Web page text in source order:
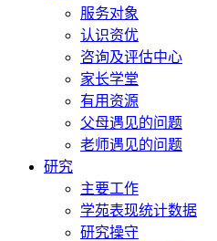
服务对象
认识资优
咨询及评估中心
家长学堂
有用资源
父母遇见的问题
老师遇见的问题
研究
主要工作
学苑表现统计数据
研究操守